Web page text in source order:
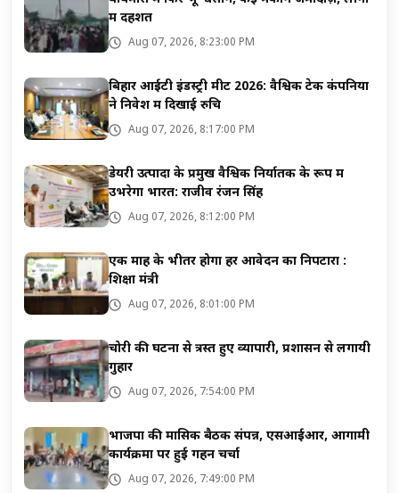
में दहशत
Aug 07, 2026, 8:23:00 PM
बिहार आईटी इंडस्ट्री मीट 2026: वैश्विक टेक कंपनियों
ने निवेश में दिखाई रुचि
Aug 07, 2026, 8:17:00 PM
डेयरी उत्पादों के प्रमुख वैश्विक निर्यातक के रूप में
उभरेगा भारत: राजीव रंजन सिंह
Aug 07, 2026, 8:12:00 PM
एक माह के भीतर होगा हर आवेदन का निपटारा :
शिक्षा मंत्री
Aug 07, 2026, 8:01:00 PM
चोरी की घटना से त्रस्त हुए व्यापारी, प्रशासन से लगायी
गुहार
Aug 07, 2026, 7:54:00 PM
भाजपा की मासिक बैठक संपन्न, एसआईआर, आगामी
कार्यक्रमों पर हुई गहन चर्चा
Aug 07, 2026, 7:49:00 PM